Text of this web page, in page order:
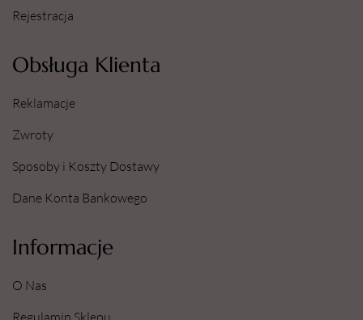
Rejestracja
Obsługa Klienta
Reklamacje
Zwroty
Sposoby i Koszty Dostawy
Dane Konta Bankowego
Informacje
O Nas